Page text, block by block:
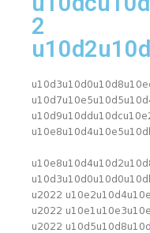
2
u2022
u2022
u2022